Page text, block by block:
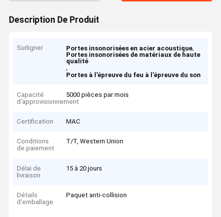
Description De Produit
Surligner Portes insonorisées en acier acoustique,
Portes insonorisées de matériaux de haute
qualité
,
Portes à l'épreuve du feu à l'épreuve du son
Capacité
d'approvisionnement
5000 pièces par mois
Certification MAC
Conditions
de paiement
T/T, Western Union
Délai de
livraison
15 à 20 jours
Détails
d'emballage
Paquet anti-collision